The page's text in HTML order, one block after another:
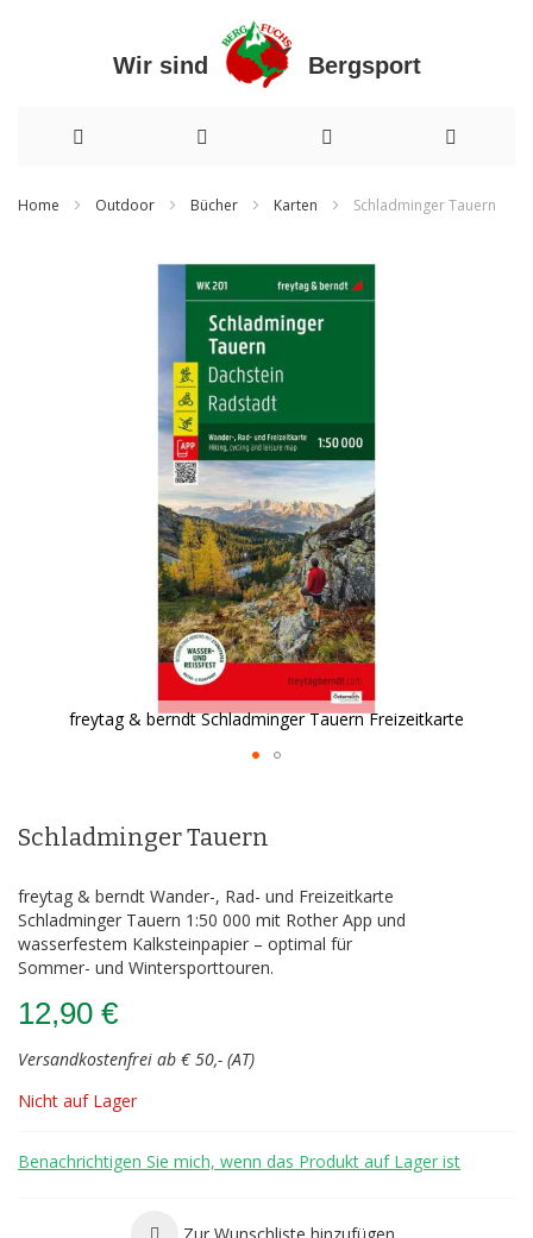
Wir sind Bergsport
Home Outdoor Bücher Karten Schladminger Tauern
freytag & berndt Schladminger Tauern Freizeitkarte
der
Schladminger Tauern
freytag & berndt Wander-, Rad- und Freizeitkarte
Schladminger Tauern 1:50 000 mit Rother App und
wasserfestem Kalksteinpapier – optimal für
Sommer- und Wintersporttouren.
12,90 €
Versandkostenfrei ab € 50,- (AT)
Nicht auf Lager
Benachrichtigen Sie mich, wenn das Produkt auf Lager ist